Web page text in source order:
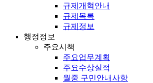
규제개혁안내
규제목록
규제정보
행정정보
주요시책
주요업무계획
주요수상실적
월중 구민안내사항